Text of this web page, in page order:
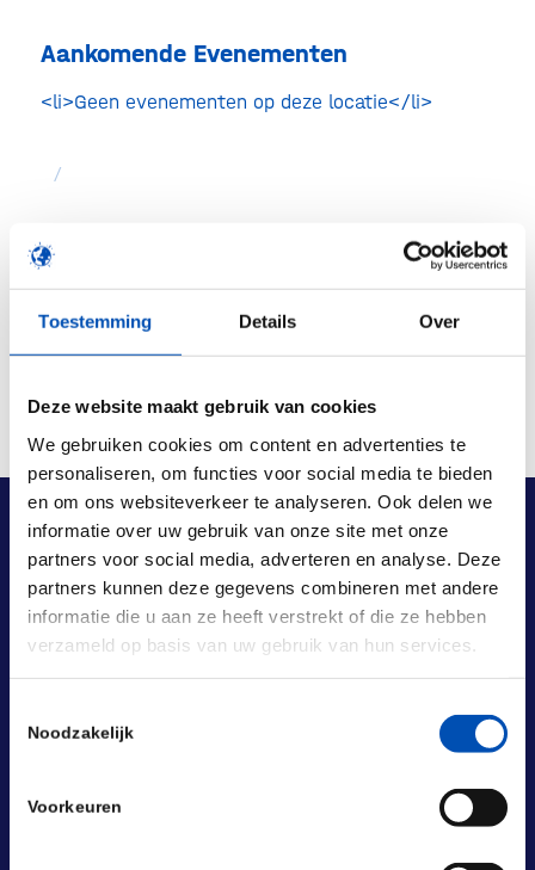
Toestemming Details Over
Deze website maakt gebruik van cookies
We gebruiken cookies om content en advertenties te
personaliseren, om functies voor social media te bieden
en om ons websiteverkeer te analyseren. Ook delen we
informatie over uw gebruik van onze site met onze
partners voor social media, adverteren en analyse. Deze
partners kunnen deze gegevens combineren met andere
informatie die u aan ze heeft verstrekt of die ze hebben
verzameld op basis van uw gebruik van hun services.
Noodzakelijk
Voorkeuren
Aankomende Evenementen
<li>Geen evenementen op deze locatie</li>
/
Deel dit stuk